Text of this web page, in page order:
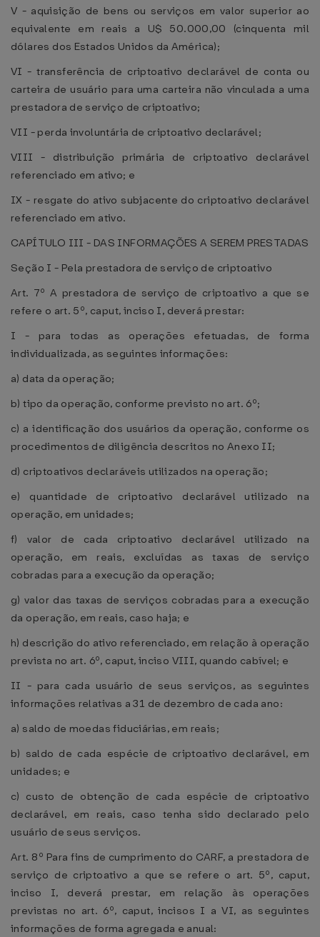
V - aquisição de bens ou serviços em valor superior ao
equivalente em reais a U$ 50.000,00 (cinquenta mil
dólares dos Estados Unidos da América);
VI - transferência de criptoativo declarável de conta ou
carteira de usuário para uma carteira não vinculada a uma
prestadora de serviço de criptoativo;
VII - perda involuntária de criptoativo declarável;
VIII - distribuição primária de criptoativo declarável
referenciado em ativo; e
IX - resgate do ativo subjacente do criptoativo declarável
referenciado em ativo.
CAPÍTULO III - DAS INFORMAÇÕES A SEREM PRESTADAS
Seção I - Pela prestadora de serviço de criptoativo
Art. 7º A prestadora de serviço de criptoativo a que se
refere o art. 5º, caput, inciso I, deverá prestar:
I - para todas as operações efetuadas, de forma
individualizada, as seguintes informações:
a) data da operação;
b) tipo da operação, conforme previsto no art. 6º;
c) a identificação dos usuários da operação, conforme os
procedimentos de diligência descritos no Anexo II;
d) criptoativos declaráveis utilizados na operação;
e) quantidade de criptoativo declarável utilizado na
operação, em unidades;
f) valor de cada criptoativo declarável utilizado na
operação, em reais, excluídas as taxas de serviço
cobradas para a execução da operação;
g) valor das taxas de serviços cobradas para a execução
da operação, em reais, caso haja; e
h) descrição do ativo referenciado, em relação à operação
prevista no art. 6º, caput, inciso VIII, quando cabível; e
II - para cada usuário de seus serviços, as seguintes
informações relativas a 31 de dezembro de cada ano:
a) saldo de moedas fiduciárias, em reais;
b) saldo de cada espécie de criptoativo declarável, em
unidades; e
c) custo de obtenção de cada espécie de criptoativo
declarável, em reais, caso tenha sido declarado pelo
usuário de seus serviços.
Art. 8º Para fins de cumprimento do CARF, a prestadora de
serviço de criptoativo a que se refere o art. 5º, caput,
inciso I, deverá prestar, em relação às operações
previstas no art. 6º, caput, incisos I a VI, as seguintes
informações de forma agregada e anual: